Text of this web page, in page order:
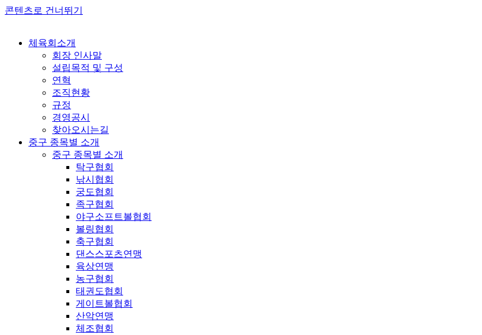
콘텐츠로 건너뛰기
체육회소개
회장 인사말
설립목적 및 구성
연혁
조직현황
규정
경영공시
찾아오시는길
중구 종목별 소개
중구 종목별 소개
탁구협회
낚시협회
궁도협회
족구협회
야구소프트볼협회
볼링협회
축구협회
댄스스포츠연맹
육상연맹
농구협회
태권도협회
게이트볼협회
산악연맹
체조협회